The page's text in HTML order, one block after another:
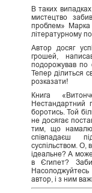
В таких
мистецтво
проблем»
літературному
Автор досяг
грошей,
подорожував по
Тепер ділиться
розказати!
Книга
Нестандартний
боротись. Той
не досягає
тим, що
співпадаєш
суспільством. О,
ідеальне? А
в Єгипет?
автор, і з ним